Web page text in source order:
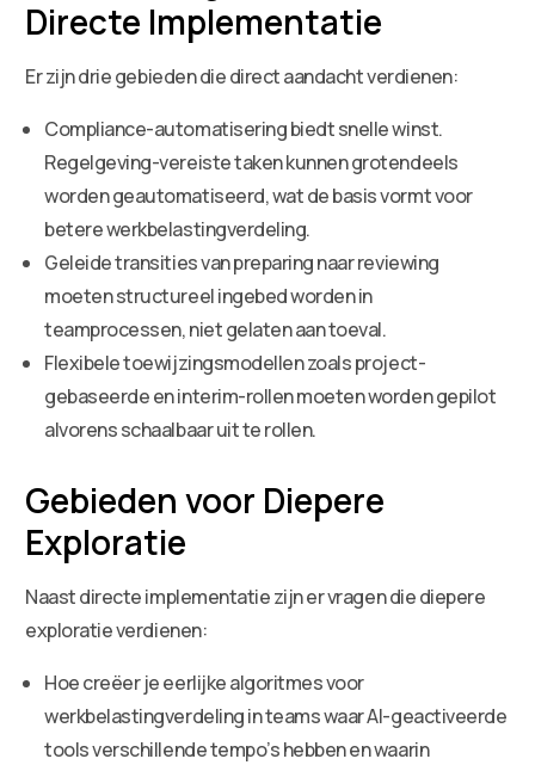
Directe Implementatie
Er zijn drie gebieden die direct aandacht verdienen:
Compliance-automatisering biedt snelle winst.
Regelgeving-vereiste taken kunnen grotendeels
worden geautomatiseerd, wat de basis vormt voor
betere werkbelastingverdeling.
Geleide transities van preparing naar reviewing
moeten structureel ingebed worden in
teamprocessen, niet gelaten aan toeval.
Flexibele toewijzingsmodellen zoals project-
gebaseerde en interim-rollen moeten worden gepilot
alvorens schaalbaar uit te rollen.
Gebieden voor Diepere
Exploratie
Naast directe implementatie zijn er vragen die diepere
exploratie verdienen:
Hoe creëer je eerlijke algoritmes voor
werkbelastingverdeling in teams waar AI-geactiveerde
tools verschillende tempo’s hebben en waarin